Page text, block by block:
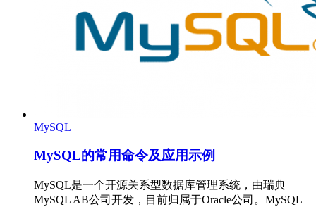
MySQL
MySQL的常用命令及应用示例
MySQL是一个开源关系型数据库管理系统，由瑞典
MySQL AB公司开发，目前归属于Oracle公司。MySQL